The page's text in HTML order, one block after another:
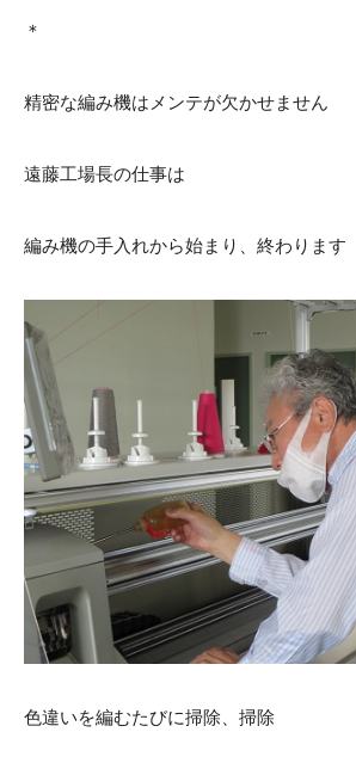
＊
精密な編み機はメンテが欠かせません
遠藤工場長の仕事は
編み機の手入れから始まり、終わります
色違いを編むたびに掃除、掃除